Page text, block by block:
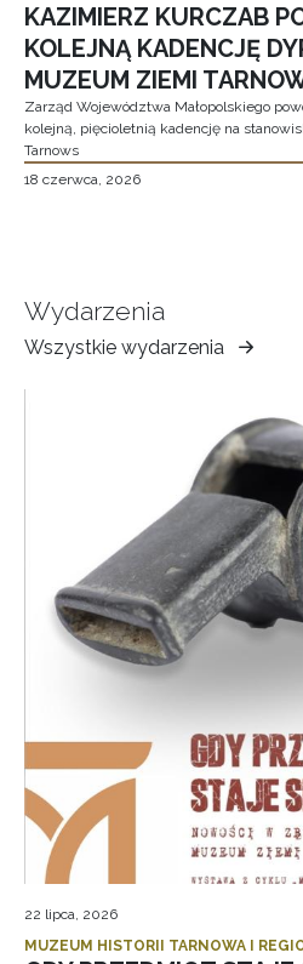
KAZIMIERZ KURCZAB
KOLEJNĄ KADENCJĘ
MUZEUM ZIEMI
Zarząd Województwa Małopolskiego
kolejną, pięcioletnią kadencję na
Tarnows
18 czerwca, 2026
Wydarzenia
Wszystkie wydarzenia
Muzeum
Ziemi
22 lipca, 2026
MUZEUM HISTORII TARNOWA I